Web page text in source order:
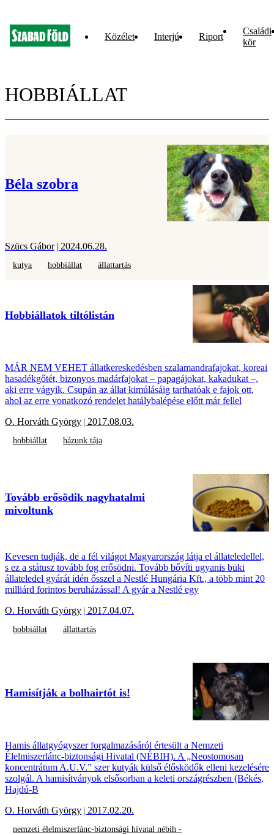
Közélet Interjú Riport
Családi
kör
HOBBIÁLLAT
Béla szobra
Szücs Gábor | 2024.06.28.
kutya hobbiállat állattartás
Hobbiállatok tiltólistán
MÁR NEM VEHET állatkereskedésben szalamandrafajokat, koreai
hasadékgőtét, bizonyos madárfajokat – papagájokat, kakadukat –,
aki erre vágyik. Csupán az állat kimúlásáig tarthatóak e fajok ott,
ahol az erre vonatkozó rendelet hatálybalépése előtt már fellel
O. Horváth György | 2017.08.03.
hobbiállat házunk tája
Tovább erősödik nagyhatalmi
mivoltunk
Kevesen tudják, de a fél világot Magyarország látja el állateledellel,
s ez a státusz tovább fog erősödni. Tovább bővíti ugyanis büki
állateledel gyárát idén ősszel a Nestlé Hungária Kft., a több mint 20
milliárd forintos beruházással! A gyár a Nestlé egy
O. Horváth György | 2017.04.07.
hobbiállat állattartás
Hamisítják a bolhairtót is!
Hamis állatgyógyszer forgalmazásáról értesült a Nemzeti
Élelmiszerlánc-biztonsági Hivatal (NÉBIH). A „Neostomosan
koncentrátum A.U.V.” szer kutyák külső élősködők elleni kezelésére
szolgál. A hamisítványok elsősorban a keleti országrészben (Békés,
Hajdú-B
O. Horváth György | 2017.02.20.
nemzeti élelmiszerlánc-biztonsági hivatal nébih -